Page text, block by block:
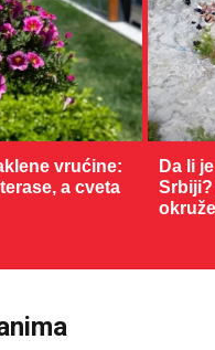
vrućine:
a cveta
Da li